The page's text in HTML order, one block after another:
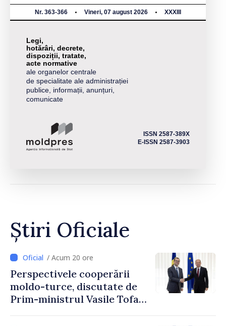
Nr. 363-366 Vineri, 07 august 2026 XXXIII
Legi,
hotărâri, decrete,
dispoziții, tratate,
acte normative
ale organelor centrale
de specialitate ale administrației
publice, informații, anunțuri,
comunicate
ISSN 2587-389X
E-ISSN 2587-3903
Știri Oficiale
/ Acum 20 ore
Perspectivele cooperării
moldo-turce, discutate de
Prim-ministrul Vasile Tofan